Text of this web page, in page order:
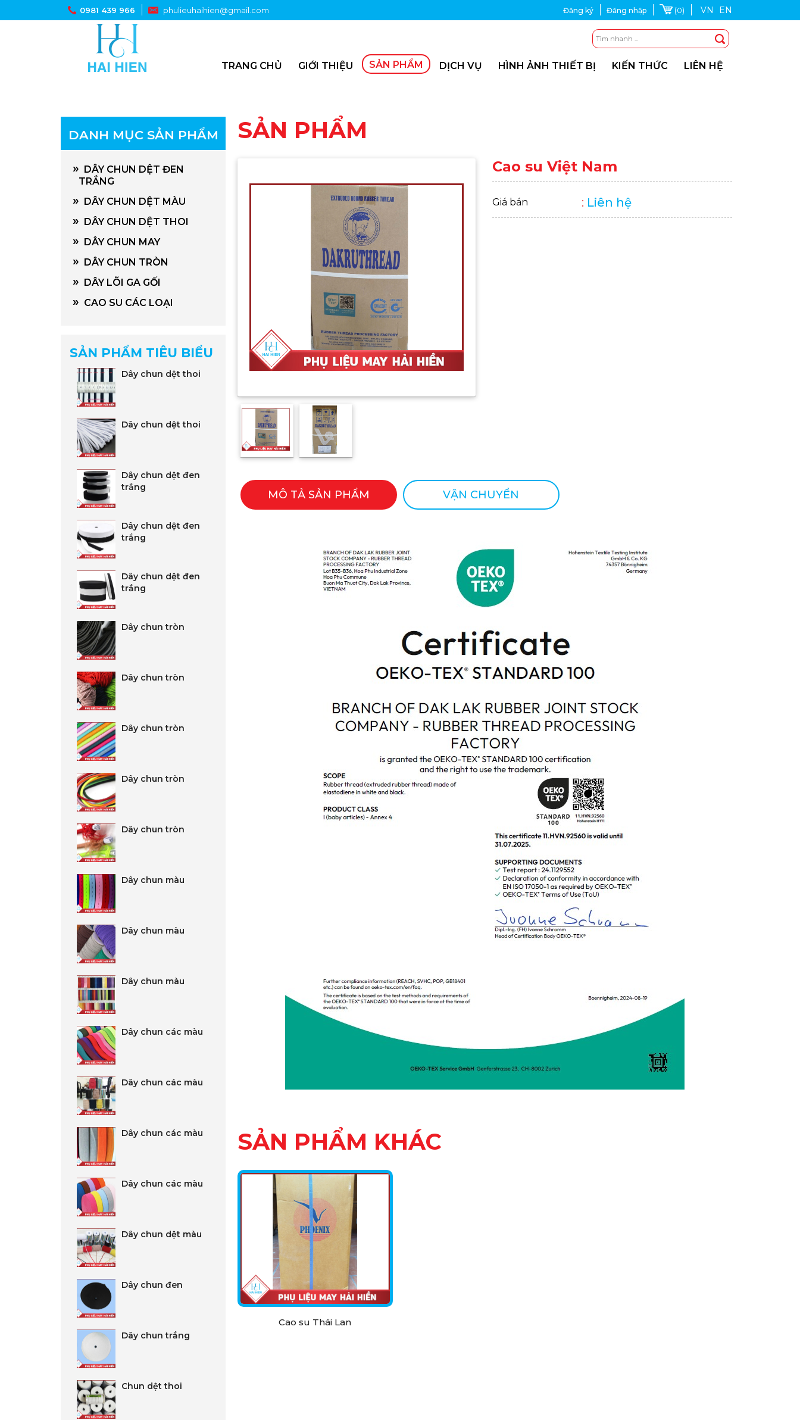
0981 439 966 phulieuhaihien@gmail.com Đăng ký Đăng nhập (0) VN EN
TRANG CHỦ GIỚI THIỆU SẢN PHẨM DỊCH VỤ HÌNH ẢNH THIẾT BỊ KIẾN THỨC LIÊN HỆ
DANH MỤC SẢN PHẨM
» DÂY CHUN DỆT ĐEN
TRẮNG
» DÂY CHUN DỆT MÀU
» DÂY CHUN DỆT THOI
» DÂY CHUN MAY
» DÂY CHUN TRÒN
» DÂY LÕI GA GỐI
» CAO SU CÁC LOẠI
SẢN PHẨM TIÊU BIỂU
Dây chun dệt thoi
Dây chun dệt thoi
Dây chun dệt đen
trắng
Dây chun dệt đen
trắng
Dây chun dệt đen
trắng
Dây chun tròn
Dây chun tròn
Dây chun tròn
Dây chun tròn
Dây chun tròn
Dây chun màu
Dây chun màu
Dây chun màu
Dây chun các màu
Dây chun các màu
Dây chun các màu
Dây chun các màu
Dây chun dệt màu
Dây chun đen
Dây chun trắng
Chun dệt thoi
SẢN PHẨM
Cao su Việt Nam
Giá bán : Liên hệ
MÔ TẢ SẢN PHẨM VẬN CHUYỂN
SẢN PHẨM KHÁC
Cao su Thái Lan